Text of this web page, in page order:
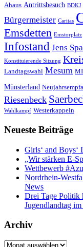
Ahaus Antrittsbesuch BDKJ
Bürgermeister Caritas
Emsdetten Emstorplatz
Infostand Jens
Konstituierende Sitzung
Landtagswahl Mesum
Münsterland
Riesenbeck
Wahlkampf Westerkappeln
Neueste Beiträge
Girls‘ and Boys‘
„Wir stärken E-
Wettbewerb
Nordrhein-
News
Drei Tage Politik
Jugendlandtag
Archiv
Archiv